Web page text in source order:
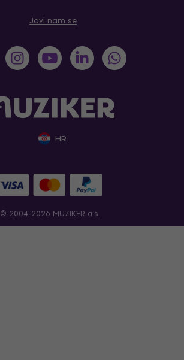
Javi nam se
HR
© 2004-2026 MUZIKER a.s.